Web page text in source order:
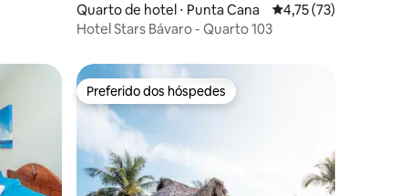
Quarto de hotel ⋅ Punta Cana 4,75 de uma
4,75 (73)
Hotel Stars Bávaro - Quarto 103
Preferido dos hóspedes
Preferido dos hóspedes